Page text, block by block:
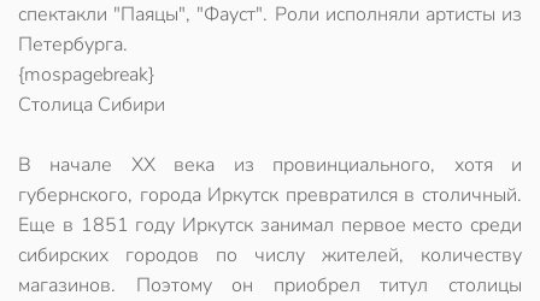
спектакли "Паяцы", "Фауст". Роли исполняли артисты из
Петербурга.
{mospagebreak}
Столица Сибири
В начале ХХ века из провинциального, хотя и
губернского, города Иркутск превратился в столичный.
Еще в 1851 году Иркутск занимал первое место среди
сибирских городов по числу жителей, количеству
магазинов. Поэтому он приобрел титул столицы